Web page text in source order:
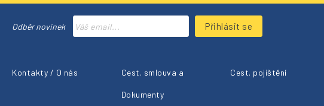
Odběr novinek Přihlásit se
Kontakty / O nás Cest. smlouva a
Dokumenty
Cest. pojištění